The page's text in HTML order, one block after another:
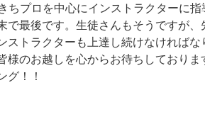
プロを中心にインストラクターに指
最後です。生徒さんもそうですが
トラクターも上達し続けなければな
のお越しを心からお待ちしておりま
グ！！